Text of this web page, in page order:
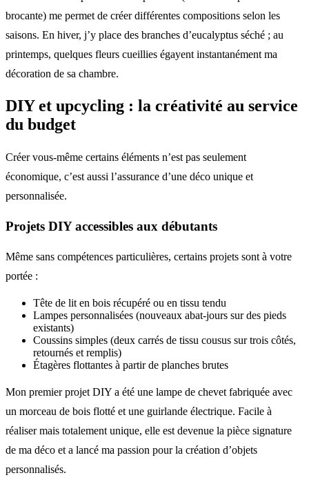
brocante) me permet de créer différentes compositions selon les
saisons. En hiver, j’y place des branches d’eucalyptus séché ; au
printemps, quelques fleurs cueillies égayent instantanément ma
décoration de sa chambre.
DIY et upcycling : la créativité au service
du budget
Créer vous-même certains éléments n’est pas seulement
économique, c’est aussi l’assurance d’une déco unique et
personnalisée.
Projets DIY accessibles aux débutants
Même sans compétences particulières, certains projets sont à votre
portée :
Tête de lit en bois récupéré ou en tissu tendu
Lampes personnalisées (nouveaux abat-jours sur des pieds
existants)
Coussins simples (deux carrés de tissu cousus sur trois côtés,
retournés et remplis)
Étagères flottantes à partir de planches brutes
Mon premier projet DIY a été une lampe de chevet fabriquée avec
un morceau de bois flotté et une guirlande électrique. Facile à
réaliser mais totalement unique, elle est devenue la pièce signature
de ma déco et a lancé ma passion pour la création d’objets
personnalisés.